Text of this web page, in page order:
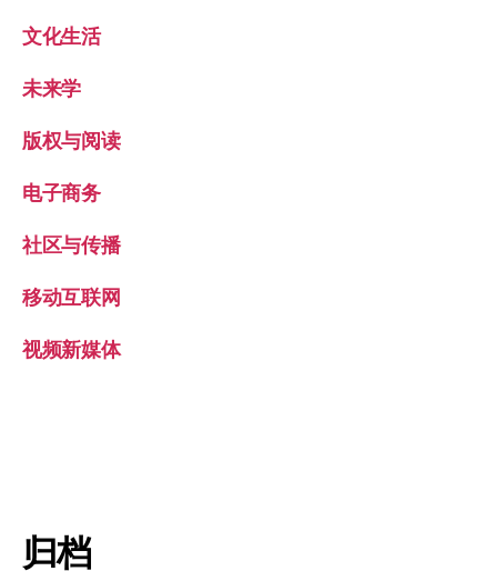
文化生活
未来学
版权与阅读
电子商务
社区与传播
移动互联网
视频新媒体
归档